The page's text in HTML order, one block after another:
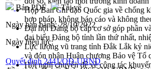
Họp Ban Chỉ đạo Quốc gia về chống
hợp pháp, không báo cáo và không
Đại hội Đảng bộ cấp cơ sở góp phần
đại biểu Đảng bộ tỉnh lần thứ nhất,
Lực lượng vũ trang tỉnh Đắk Lắk kỷ
và đón nhận Huân chương Bảo vệ Tổ
Hội nghị chuyên đề về công tác
Bản PDF
Tải về
Ngày ban hành:28/10/2022
Ngày hiệu lực:
Quyết định 2441/QĐ-UBND